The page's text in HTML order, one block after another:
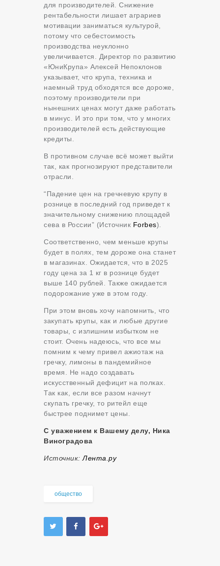
для производителей. Снижение
рентабельности лишает аграриев
мотивации заниматься культурой,
потому что себестоимость
производства неуклонно
увеличивается. Директор по развитию
«ЮниКрупа» Алексей Непоклонов
указывает, что крупа, техника и
наемный труд обходятся все дороже,
поэтому производители при
нынешних ценах могут даже работать
в минус. И это при том, что у многих
производителей есть действующие
кредиты.
В противном случае всё может выйти
так, как прогнозируют представители
отрасли.
“Падение цен на гречневую крупу в
рознице в последний год приведет к
значительному снижению площадей
сева в России” (Источник Forbes).
Соответственно, чем меньше крупы
будет в полях, тем дороже она станет
в магазинах. Ожидается, что в 2025
году цена за 1 кг в рознице будет
выше 140 рублей. Также ожидается
подорожание уже в этом году.
При этом вновь хочу напомнить, что
закупать крупы, как и любые другие
товары, с излишним избытком не
стоит. Очень надеюсь, что все мы
помним к чему привел ажиотаж на
гречку, лимоны в пандемийное
время. Не надо создавать
искусственный дефицит на полках.
Так как, если все разом начнут
скупать гречку, то ритейл еще
быстрее поднимет цены.
С уважением к Вашему делу, Ника
Виноградова
Источник: Лента.ру
общество